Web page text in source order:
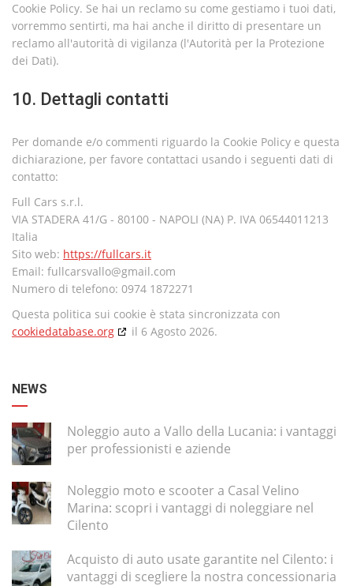
Cookie Policy. Se hai un reclamo su come gestiamo i tuoi dati,
vorremmo sentirti, ma hai anche il diritto di presentare un
reclamo all'autorità di vigilanza (l'Autorità per la Protezione
dei Dati).
10. Dettagli contatti
Per domande e/o commenti riguardo la Cookie Policy e questa
dichiarazione, per favore contattaci usando i seguenti dati di
contatto:
Full Cars s.r.l.
VIA STADERA 41/G - 80100 - NAPOLI (NA) P. IVA 06544011213
Italia
Sito web: https://fullcars.it
Email: fullcarsvallo@gmail.com
Numero di telefono: 0974 1872271
Questa politica sui cookie è stata sincronizzata con
cookiedatabase.org
il 6 Agosto 2026.
NEWS
Noleggio auto a Vallo della Lucania: i vantaggi
per professionisti e aziende
Noleggio moto e scooter a Casal Velino
Marina: scopri i vantaggi di noleggiare nel
Cilento
Acquisto di auto usate garantite nel Cilento: i
vantaggi di scegliere la nostra concessionaria